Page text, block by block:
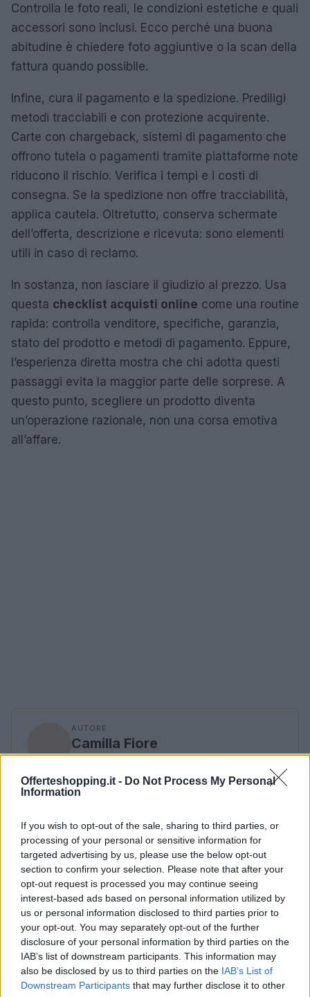
Offerteshopping.it - Do Not Process My Personal
Information
If you wish to opt-out of the sale, sharing to third parties, or
processing of your personal or sensitive information for
targeted advertising by us, please use the below opt-out
section to confirm your selection. Please note that after your
opt-out request is processed you may continue seeing
interest-based ads based on personal information utilized by
us or personal information disclosed to third parties prior to
your opt-out. You may separately opt-out of the further
disclosure of your personal information by third parties on the
IAB’s list of downstream participants. This information may
also be disclosed by us to third parties on the IAB’s List of
Downstream Participants that may further disclose it to other
Controlla le foto reali, le condizioni estetiche e quali
accessori sono inclusi. Ecco perché una buona
abitudine è chiedere foto aggiuntive o la scan della
fattura quando possibile.
Infine, cura il pagamento e la spedizione. Prediligi
metodi tracciabili e con protezione acquirente.
Carte con chargeback, sistemi di pagamento che
offrono tutela o pagamenti tramite piattaforme note
riducono il rischio. Verifica i tempi e i costi di
consegna. Se la spedizione non offre tracciabilità,
applica cautela. Oltretutto, conserva schermate
dell’offerta, descrizione e ricevuta: sono elementi
utili in caso di reclamo.
In sostanza, non lasciare il giudizio al prezzo. Usa
questa checklist acquisti online come una routine
rapida: controlla venditore, specifiche, garanzia,
stato del prodotto e metodi di pagamento. Eppure,
l’esperienza diretta mostra che chi adotta questi
passaggi evita la maggior parte delle sorprese. A
questo punto, scegliere un prodotto diventa
un’operazione razionale, non una corsa emotiva
all’affare.
AUTORE
Camilla Fiore
review dopo aver testato un siero durante la
Fiera della Cosmesi: quell’articolo cambiò la
Propone rubriche con taglio rigoroso e porta
in redazione la precisione di chi colleziona
vecchi campionari.